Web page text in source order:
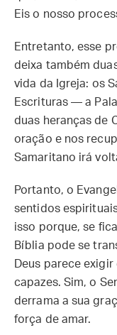
Eis o nosso
Entretanto, esse
deixa também
vida da Igreja: os
Escrituras — a
duas heranças de
oração e nos
Samaritano irá
Portanto, o
sentidos
isso porque, se
Bíblia pode se
Deus parece
capazes. Sim, o
derrama a sua
força de amar.